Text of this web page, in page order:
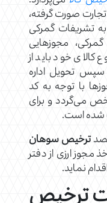
صورت گرفته،
تشریفات گمرکی
مجوزهایی
خود باید از
تحویل اداره
با توجه به کد
می‌گردد و برای
شده است.
ترخیص سوهان
مجوز ارزی از دفتر
نماید.